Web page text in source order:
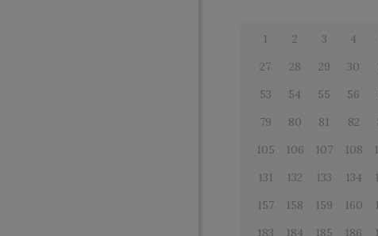
1 2 3 4
27
28 29 30
53
54 55 56
79
80 81 82
105
106 107 108
131
132 133 134
157
158 159 160
183
184 185 186